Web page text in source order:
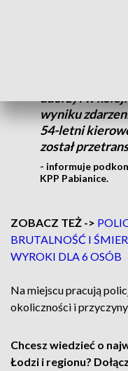
uderzył w
wyniku
54-letni
został
- informuje
KPP Pabianice.
ZOBACZ TEŻ ->
BRUTALNOŚĆ I
WYROKI DLA 6 OSÓB
Na miejscu pracują
okoliczności i
Chcesz wiedzieć o
Łodzi i regionu?